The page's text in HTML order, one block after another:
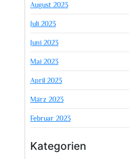
August 2023
Juli 2023
Juni 2023
Mai 2023
April 2023
März 2023
Februar 2023
Kategorien